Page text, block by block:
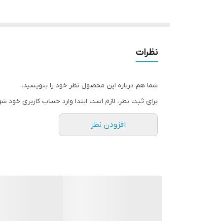
نظرات
شما هم درباره این محصول نظر خود را بنویسید.
برای ثبت نظر، لازم است ابتدا وارد حساب کاربری خود
افزودن نظر